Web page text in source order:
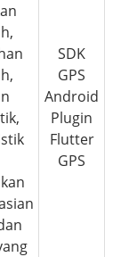
SDK
GPS
Android
Plugin
Flutter
GPS